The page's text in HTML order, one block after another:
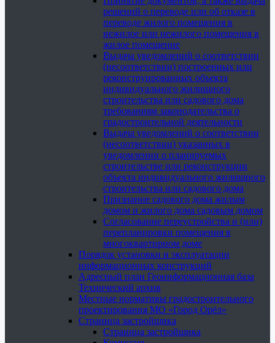
решений о переводе или об отказе в
переводе жилого помещения в
нежилое или нежилого помещения в
жилое помещение
Выдача уведомлений о соответствии
(несоответствии) построенных или
реконструированных объекта
индивидуального жилищного
строительства или садового дома
требованиям законодательства о
градостроительной деятельности
Выдача уведомлений о соответствии
(несоответствии) указанных в
уведомлении о планируемых
строительстве или реконструкции
объекта индивидуального жилищного
строительства или садового дома
Признание садового дома жилым
домом и жилого дома садовым домом
Согласование переустройства и (или)
перепланировки помещения в
многоквартирном доме
Порядок установки и эксплуатации
информационных конструкций
Адресный план Геоинформационная база
Технический архив
Местные нормативы градостроительного
проектирования МО «Город Орёл»
Страница застройщика
Страница застройщика